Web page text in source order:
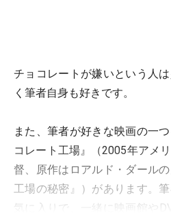
チョコレートが嫌いという人
く筆者自身も好きです。
また、筆者が好きな映画の一
コレート工場』（2005年アメ
督、原作はロアルド・ダール
工場の秘密』）があります。
気に入りで、一緒に映画館や